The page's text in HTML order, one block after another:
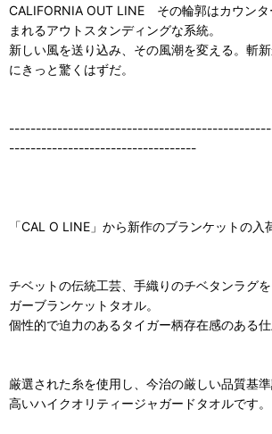
CALIFORNIA OUT LINE その輪郭はカウンタ
まれるアウトスタンディングな系統。
新しい風を送り込み、その風潮を変える。斬
にきっと驚くはずだ。
-----------------------------------
「CAL O LINE」から新作のブランケットの入
チベットの伝統工芸、手織りのチベタンラグ
ガーブランケットタオル。
個性的で迫力のあるタイガー柄存在感のある仕
厳選された糸を使用し、今治の厳しい品質基
高いハイクオリティージャガードタオルです。